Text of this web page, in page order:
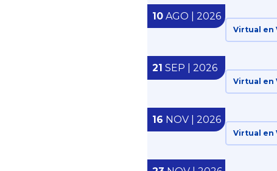
10 AGO | 2026
Virtual en
21 SEP | 2026
Virtual en
16 NOV | 2026
Virtual en